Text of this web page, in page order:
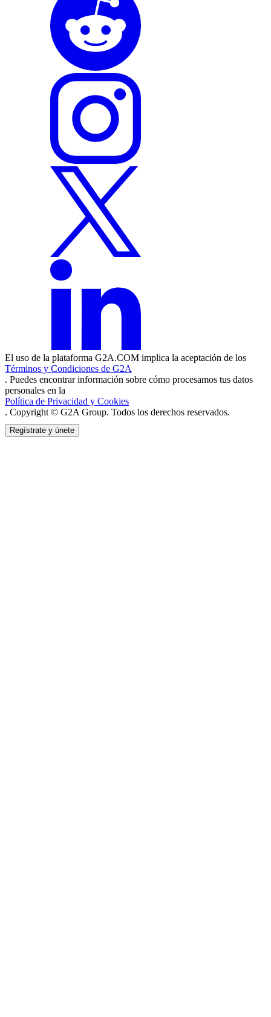
El uso de la plataforma G2A.COM implica la aceptación de los
Términos y Condiciones de G2A
. Puedes encontrar información sobre cómo procesamos tus datos
personales en la
Política de Privacidad y Cookies
. Copyright © G2A Group. Todos los derechos reservados.
Regístrate y únete